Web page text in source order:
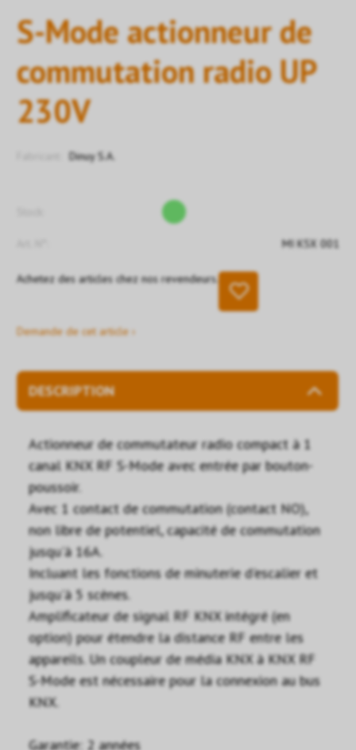
S-Mode actionneur de
commutation radio UP
230V
Dinuy S.A.
MI K5X 001
Achetez des articles chez nos revendeurs.
Demande de cet article ›
DESCRIPTION
Actionneur de commutateur radio compact à 1
canal KNX RF S-Mode avec entrée par bouton-
poussoir.
Avec 1 contact de commutation (contact NO),
non libre de potentiel, capacité de commutation
jusqu'à 16A.
Incluant les fonctions de minuterie d'escalier et
jusqu'à 5 scènes.
Amplificateur de signal RF KNX intégré (en
option) pour étendre la distance RF entre les
appareils. Un coupleur de média KNX à KNX RF
S-Mode est nécessaire pour la connexion au bus
KNX.
Garantie: 2 années